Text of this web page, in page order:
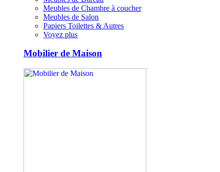
Meubles de Chambre à coucher
Meubles de Salon
Papiers Toilettes & Autres
Voyez plus
Mobilier de Maison